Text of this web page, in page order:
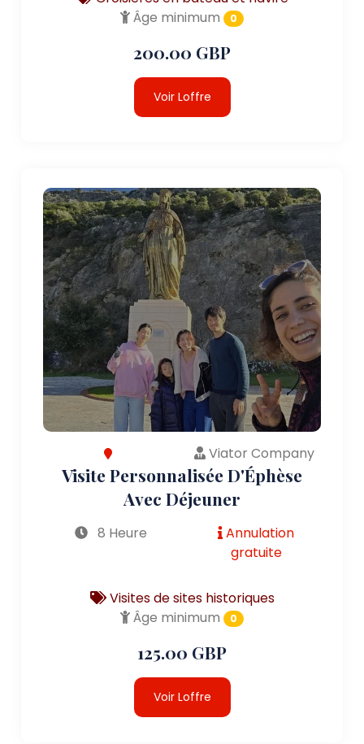
Âge minimum
0
200.00 GBP
Voir Loffre
Viator Company
Visite Personnalisée D'Éphèse
Avec Déjeuner
8 Heure
Annulation
gratuite
Visites de sites historiques
Âge minimum
0
125.00 GBP
Voir Loffre